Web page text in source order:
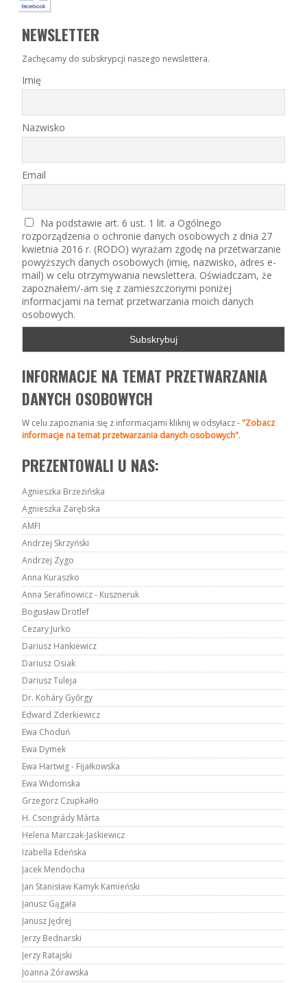
NEWSLETTER
Zachęcamy do subskrypcji naszego newslettera.
Imię
Nazwisko
Email
Na podstawie art. 6 ust. 1 lit. a Ogólnego
rozporządzenia o ochronie danych osobowych z dnia 27
kwietnia 2016 r. (RODO) wyrażam zgodę na przetwarzanie
powyższych danych osobowych (imię, nazwisko, adres e-
mail) w celu otrzymywania newslettera. Oświadczam, że
zapoznałem/-am się z zamieszczonymi poniżej
informacjami na temat przetwarzania moich danych
osobowych.
INFORMACJE NA TEMAT PRZETWARZANIA
DANYCH OSOBOWYCH
W celu zapoznania się z informacjami kliknij w odsyłacz -"Zobacz
informacje na temat przetwarzania danych osobowych".
PREZENTOWALI U NAS:
Agnieszka Brzezińska
Agnieszka Zarębska
AMFI
Andrzej Skrzyński
Andrzej Zygo
Anna Kuraszko
Anna Serafinowicz - Kuszneruk
Bogusław Drotlef
Cezary Jurko
Dariusz Hankiewicz
Dariusz Osiak
Dariusz Tuleja
Dr. Koháry Győrgy
Edward Zderkiewicz
Ewa Choduń
Ewa Dymek
Ewa Hartwig - Fijałkowska
Ewa Widomska
Grzegorz Czupkałło
H. Csongrády Márta
Helena Marczak-Jaśkiewicz
Izabella Edeńska
Jacek Mendocha
Jan Stanisław Kamyk Kamieński
Janusz Gągała
Janusz Jędrej
Jerzy Bednarski
Jerzy Ratajski
Joanna Żórawska